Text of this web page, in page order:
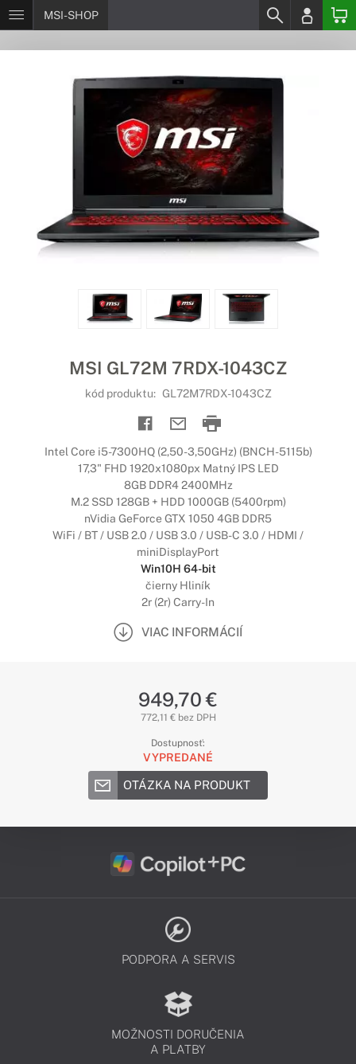
MSI-SHOP
MSI GL72M 7RDX-1043CZ
kód produktu: GL72M7RDX-1043CZ
Intel Core i5-7300HQ (2,50-3,50GHz) (BNCH-5115b)
17,3" FHD 1920x1080px Matný IPS LED
8GB DDR4 2400MHz
M.2 SSD 128GB + HDD 1000GB (5400rpm)
nVidia GeForce GTX 1050 4GB DDR5
WiFi / BT / USB 2.0 / USB 3.0 / USB-C 3.0 / HDMI /
miniDisplayPort
Win10H 64-bit
čierny Hliník
2r (2r) Carry-In
VIAC INFORMÁCIÍ
949,70 €
772,11 € bez DPH
Dostupnosť:
VYPREDANÉ
OTÁZKA NA PRODUKT
PODPORA A SERVIS
MOŽNOSTI DORUČENIA
A PLATBY